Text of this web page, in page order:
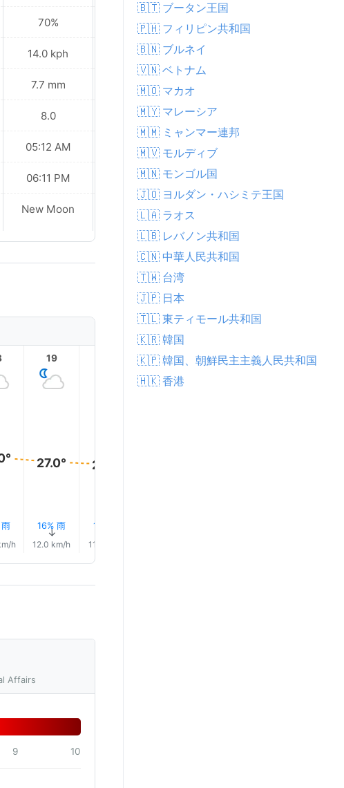
70%
14.0 kph
7.7 mm
8.0
05:12 AM
06:11 PM
New Moon
73%
13.0 kph
5.2 mm
8.0
05:12 AM
06:10 PM
New Moon
雨
h
19
27.0°
16% 雨
↑
12.0 km/h
27.0°
17% 雨
11.0 km/h
21 22 23
Affairs
9 10
🇧🇹 ブータン王国
🇵🇭 フィリピン共和国
🇧🇳 ブルネイ
🇻🇳 ベトナム
🇲🇴 マカオ
🇲🇾 マレーシア
🇲🇲 ミャンマー連邦
🇲🇻 モルディブ
🇲🇳 モンゴル国
🇯🇴 ヨルダン・ハシミテ王国
🇱🇦 ラオス
🇱🇧 レバノン共和国
🇨🇳 中華人民共和国
🇹🇼 台湾
🇯🇵 日本
🇹🇱 東ティモール共和国
🇰🇷 韓国
🇰🇵 韓国、朝鮮民主主義人民共和国
🇭🇰 香港